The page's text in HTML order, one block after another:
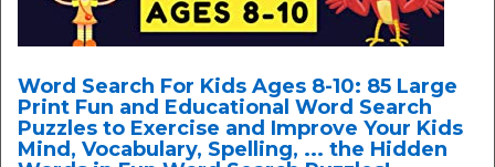
Word Search For Kids Ages 8-10: 85 Large
Print Fun and Educational Word Search
Puzzles to Exercise and Improve Your Kids
Mind, Vocabulary, Spelling, ... the Hidden